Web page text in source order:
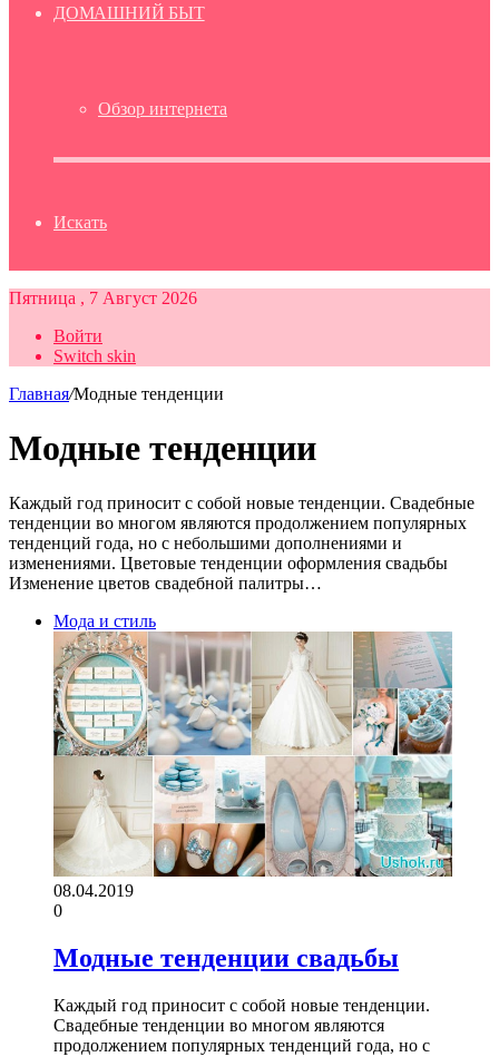
ДОМАШНИЙ БЫТ
Обзор интернета
Искать
Пятница , 7 Август 2026
Войти
Switch skin
Главная/Модные тенденции
Модные тенденции
Каждый год приносит с собой новые тенденции. Свадебные
тенденции во многом являются продолжением популярных
тенденций года, но с небольшими дополнениями и
изменениями. Цветовые тенденции оформления свадьбы
Изменение цветов свадебной палитры…
Мода и стиль
08.04.2019
0
Модные тенденции свадьбы
Каждый год приносит с собой новые тенденции.
Свадебные тенденции во многом являются
продолжением популярных тенденций года, но с